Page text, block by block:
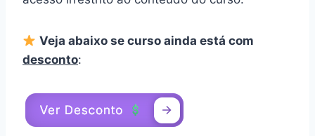
Veja abaixo se curso ainda está com
desconto: